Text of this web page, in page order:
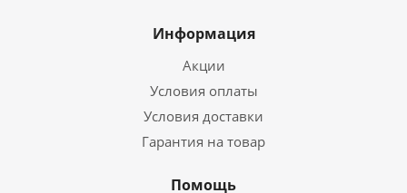
Информация
Акции
Условия оплаты
Условия доставки
Гарантия на товар
Помощь